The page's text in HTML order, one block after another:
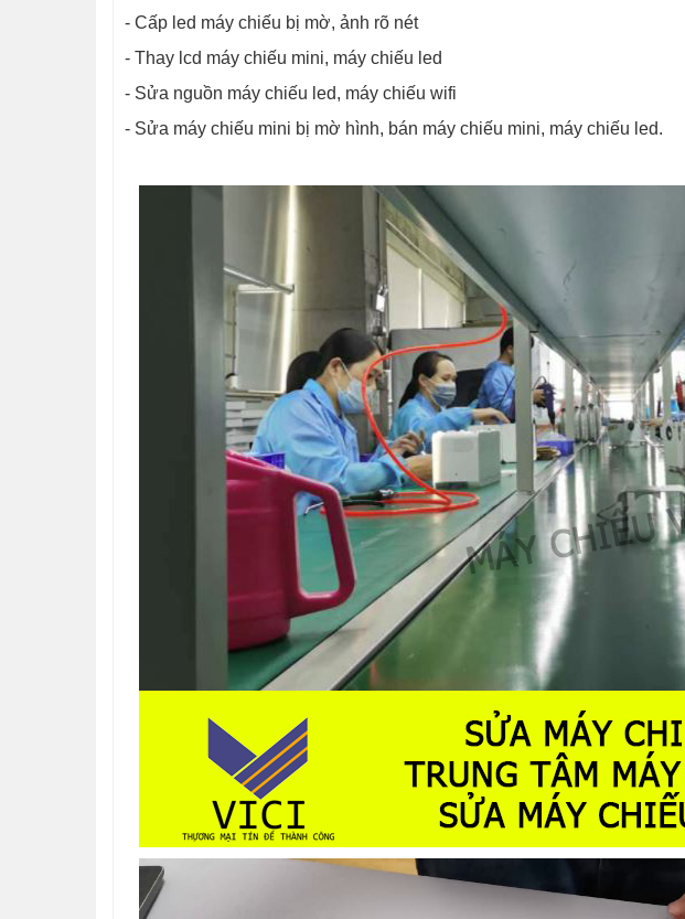
- Cấp led máy chiếu bị mờ, ảnh rõ nét
- Thay lcd máy chiếu mini, máy chiếu led
- Sửa nguồn máy chiếu led, máy chiếu wifi
- Sửa máy chiếu mini bị mờ hình, bán máy chiếu mini, máy chiếu led.